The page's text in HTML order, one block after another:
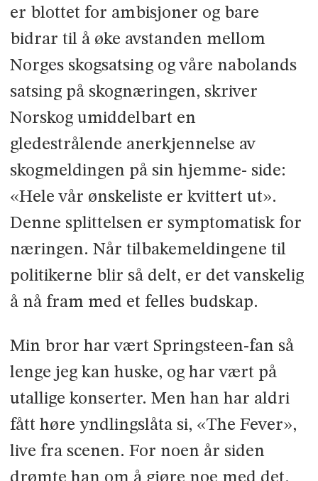
er blottet for ambisjoner og bare
bidrar til å øke avstanden mellom
Norges skogsatsing og våre nabolands
satsing på skognæringen, skriver
Norskog umiddelbart en
gledestrålende anerkjennelse av
skogmeldingen på sin hjemme- side:
«Hele vår ønskeliste er kvittert ut».
Denne splittelsen er symptomatisk for
næringen. Når tilbakemeldingene til
politikerne blir så delt, er det vanskelig
å nå fram med et felles budskap.
Min bror har vært Springsteen-fan så
lenge jeg kan huske, og har vært på
utallige konserter. Men han har aldri
fått høre yndlingslåta si, «The Fever»,
live fra scenen. For noen år siden